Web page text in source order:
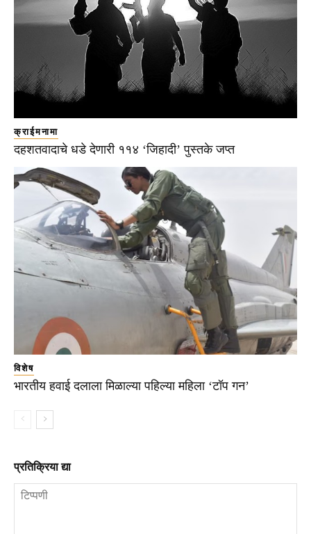
क्राईमनामा
दहशतवादाचे धडे देणारी ११४ ‘जिहादी’ पुस्तके जप्त
विशेष
भारतीय हवाई दलाला मिळाल्या पहिल्या महिला ‘टॉप गन’
प्रतिक्रिया द्या